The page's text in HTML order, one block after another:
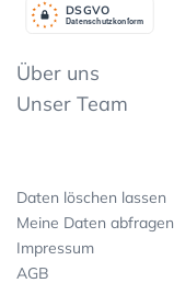
Datenschutzkonform
DSGVO
Über uns
Unser Team
Daten löschen lassen
Meine Daten abfragen
Impressum
AGB